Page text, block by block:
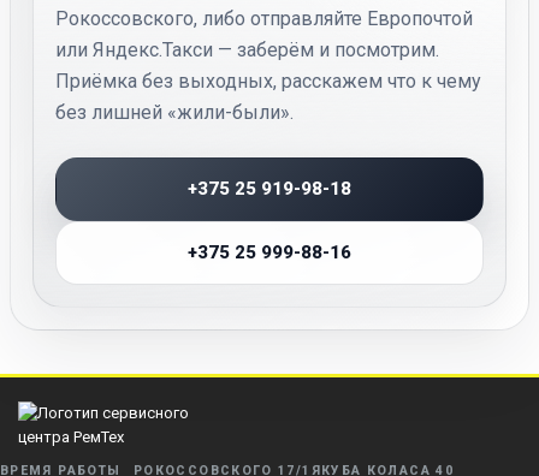
Рокоссовского, либо отправляйте Европочтой
или Яндекс.Такси — заберём и посмотрим.
Приёмка без выходных, расскажем что к чему
без лишней «жили-были».
+375 25 919-98-18
+375 25 999-88-16
ВРЕМЯ РАБОТЫ РОКОССОВСКОГО 17/1 ЯКУБА КОЛАСА 40